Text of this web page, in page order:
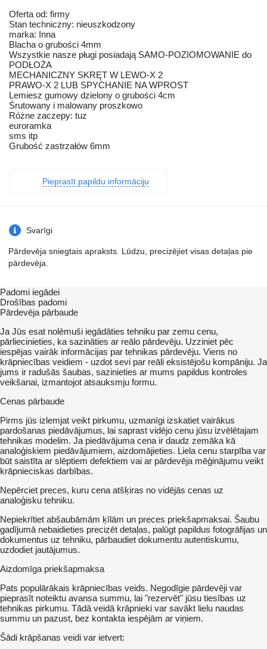
Oferta od: firmy
Stan techniczny: nieuszkodzony
marka: Inna
Blacha o grubości 4mm
Wszystkie nasze pługi posiadają SAMO-POZIOMOWANIE do
PODŁOŻA
MECHANICZNY SKRĘT W LEWO-X 2
PRAWO-X 2 LUB SPYCHANIE NA WPROST
Lemiesz gumowy dzielony o grubości 4cm
Śrutowany i malowany proszkowo
Różne zaczepy: tuz
euroramka
sms itp
Grubość zastrzałów 6mm
Pieprasīt papildu informāciju
Svarīgi
Pārdevēja sniegtais apraksts. Lūdzu, precizējiet visas detaļas pie
pārdevēja.
Padomi iegādei
Drošības padomi
Pārdevēja pārbaude
Ja Jūs esat nolēmuši iegādāties tehniku par zemu cenu,
pārliecinieties, ka sazināties ar reālo pārdevēju. Uzziniet pēc
iespējas vairāk informācijas par tehnikas pārdevēju. Viens no
krāpniecības veidiem - uzdot sevi par reāli eksistējošu kompāniju. Ja
jums ir radušās šaubas, sazinieties ar mums papildus kontroles
veikšanai, izmantojot atsauksmju formu.
Cenas pārbaude
Pirms jūs izlemjat veikt pirkumu, uzmanīgi izskatiet vairākus
pardošanas piedāvājumus, lai saprast vidējo cenu jūsu izvēlētajam
tehnikas modelim. Ja piedāvājuma cena ir daudz zemāka kā
analoģiskiem piedāvājumiem, aizdomājieties. Liela cenu starpība var
būt saistīta ar slēptiem defektiem vai ar pārdevēja mēģinājumu veikt
krāpnieciskas darbības.
Nepērciet preces, kuru cena atšķiras no vidējās cenas uz
analoģisku tehniku.
Nepiekrītiet abšaubāmām ķīlām un preces priekšapmaksai. Šaubu
gadījumā nebaidieties precizēt detaļas, palūgt papildus fotogrāfijas un
dokumentus uz tehniku, pārbaudiet dokumentu autentiskumu,
uzdodiet jautājumus.
Aizdomīga priekšapmaksa
Pats populārākais krāpniecības veids. Negodīgie pārdevēji var
pieprasīt noteiktu avansa summu, lai "rezervēt" jūsu tiesības uz
tehnikas pirkumu. Tādā veidā krāpnieki var savākt lielu naudas
summu un pazust, bez kontakta iespējām ar viņiem.
Šādi krāpšanas veidi var ietvert: